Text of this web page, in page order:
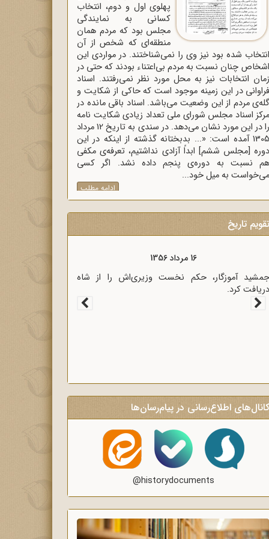
پهلوی اول و دوم، انتخاب
کسانی به نمایندگی
مجلس بود که مردم همان
منطقه‌ای که شخص از آن
انتخاب شده بود نیز وی را نمی‌شناختند. در مواردی این
اشخاص چنان نسبت به مردم بی‌اعتناء بودند که حتی در
زمان انتخابات نیز به محل مورد نظر نمی‌رفتند. اسناد
فراوانی در این زمینه موجود است که حاکی از شکایت و
گله‌ی مردم از این وضعیت می‌باشد. اسناد باقی مانده در
مرکز اسناد مجلس شورای ملی تعداد زیادی شکایت نامه
را در این مورد نشان می‌دهد. در سندی به تاریخ 12 مرداد
1305 آمده است: «... بدبختانه گذشته از اینکه در این
دوره [مجلس ششم] ابداً آزادی نداشتیم، تعرفه‌ی مکفی
هم نسبت به دوره‌ی پنجم داده نشد. اگر کسی
می‌خواست به میل خود...
ادامه مطلب
تقویم تاریخ
16 مرداد 1356
جمشید آموزگار، حکم نخست وزیری‌اش را از شاه
دریافت کرد.
کانال‌های اطلاع‌رسانی در پیام‌رسان‌ها
@historydocuments